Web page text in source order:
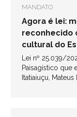
MANDATO
Agora é lei:
reconhecido
cultural do
Lei nº 25.039/
Paisagístico que
Itatiaiuçu,